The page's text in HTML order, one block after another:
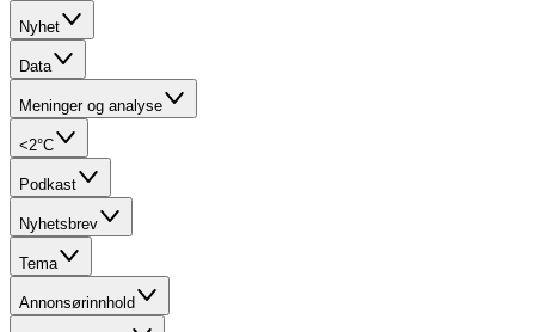
Nyhet
Data
Meninger og analyse
<2°C
Podkast
Nyhetsbrev
Tema
Annonsørinnhold